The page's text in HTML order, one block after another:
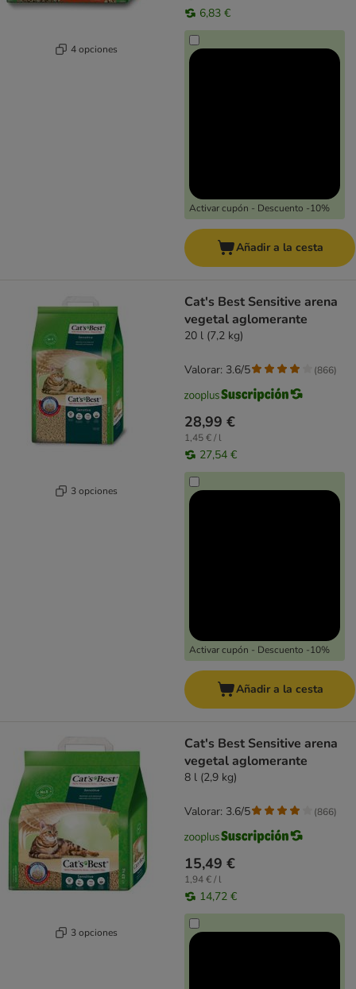
4 opciones
6,83 €
Activar cupón - Descuento -10%
Añadir a la cesta
3 opciones
Cat's Best Sensitive arena
vegetal aglomerante
20 l (7,2 kg)
28,99 €
1,45 € / l
27,54 €
Activar cupón - Descuento -10%
Valorar: 3.6/5 (866)
Añadir a la cesta
3 opciones
Cat's Best Sensitive arena
vegetal aglomerante
8 l (2,9 kg)
15,49 €
1,94 € / l
14,72 €
Valorar: 3.6/5 (866)